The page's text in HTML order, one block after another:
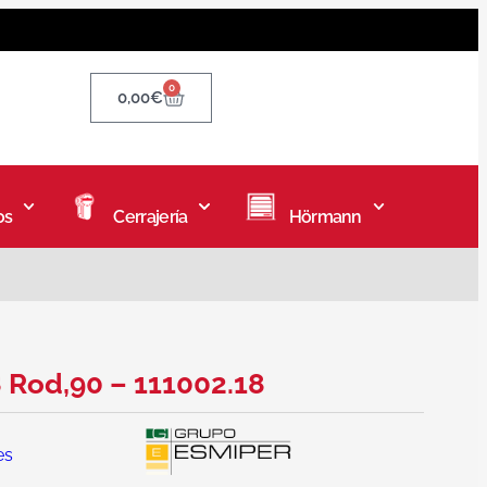
0,00€ 0
Cerrajería Hörmann
– 111002.18